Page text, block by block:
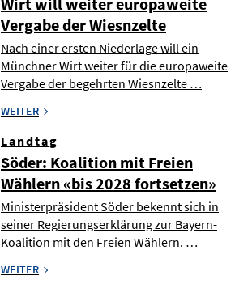
Vergabe der Wiesnzelte
Nach einer ersten Niederlage will ein
Münchner Wirt weiter für die europaweite
Vergabe der begehrten Wiesnzelte …
WEITER
Landtag
Söder: Koalition mit Freien
Wählern «bis 2028 fortsetzen»
Ministerpräsident Söder bekennt sich in
seiner Regierungserklärung zur Bayern-
Koalition mit den Freien Wählern. …
WEITER